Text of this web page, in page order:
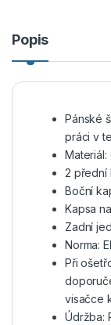
Popis
Pánské
práci v
2 přední
Boční
Kapsa
Zadní
Norma:
Při
visačce
Údržba: